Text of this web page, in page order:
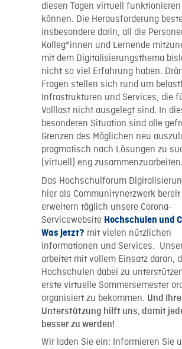
diesen Tagen virtuell funktionieren
können. Die Herausforderung
insbesondere darin, all die
Kolleg*innen und Lernende
mit dem Digitalisierungsthema
nicht so viel Erfahrung haben.
Fragen stellen sich rund um
Infrastrukturen und Services, die
Volllast nicht ausgelegt sind. In
besonderen Situation sind alle
Grenzen des Möglichen neu
pragmatisch nach Lösungen zu
(virtuell) eng zusammenzuarbeiten.
Das Hochschulforum
hier als Communitynetzwerk
erweitern täglich unsere Corona-
Servicewebsite Hochschulen und
Was jetzt? mit vielen nützlichen
Informationen und Services.
arbeitet mit vollem Einsatz daran,
Hochschulen dabei zu
erste virtuelle Sommersemester
organisiert zu bekommen. Und Ihre
Unterstützung hilft uns, damit
besser zu werden!
Wir laden Sie ein: Informieren Sie